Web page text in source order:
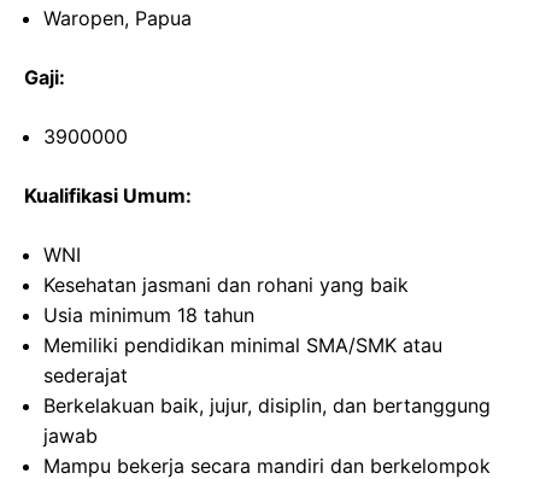
Waropen, Papua
Gaji:
3900000
Kualifikasi Umum:
WNI
Kesehatan jasmani dan rohani yang baik
Usia minimum 18 tahun
Memiliki pendidikan minimal SMA/SMK atau
sederajat
Berkelakuan baik, jujur, disiplin, dan bertanggung
jawab
Mampu bekerja secara mandiri dan berkelompok